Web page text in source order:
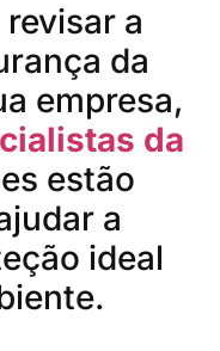
a
da
empresa,
da
estão
a
ideal